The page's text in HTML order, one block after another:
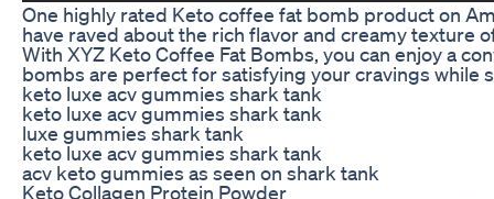
One highly rated Keto coffee fat bomb product on
have raved about the rich flavor and creamy texture
With XYZ Keto Coffee Fat Bombs, you can enjoy a
bombs are perfect for satisfying your cravings while
keto luxe acv gummies shark tank
keto luxe acv gummies shark tank
luxe gummies shark tank
keto luxe acv gummies shark tank
acv keto gummies as seen on shark tank
Keto Collagen Protein Powder